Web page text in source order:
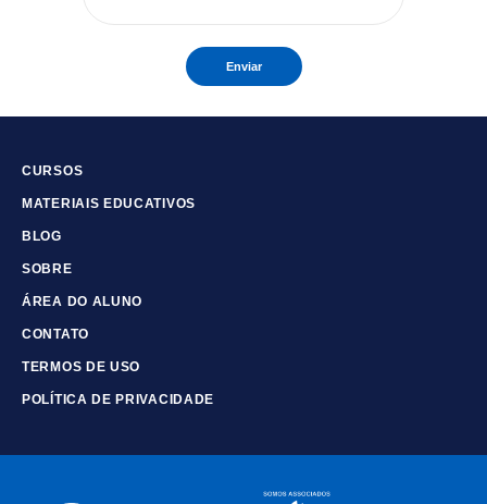
Enviar
CURSOS
MATERIAIS EDUCATIVOS
BLOG
SOBRE
ÁREA DO ALUNO
CONTATO
TERMOS DE USO
POLÍTICA DE PRIVACIDADE